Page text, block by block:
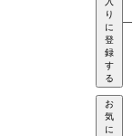
り
に
登
録
す
る
—
お
気
に